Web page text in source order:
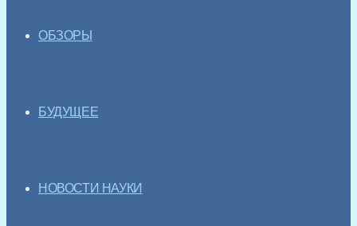
ОБЗОРЫ
БУДУЩЕЕ
НОВОСТИ НАУКИ